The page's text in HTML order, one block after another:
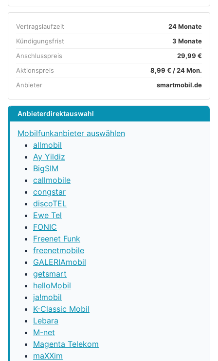
Vertragslaufzeit
24 Monate
Kündigungsfrist
3 Monate
Anschlusspreis
29,99 €
Aktionspreis
8,99 € / 24 Mon.
Anbieter
smartmobil.de
Anbieterdirektauswahl
Mobilfunkanbieter auswählen
allmobil
Ay Yildiz
BigSIM
callmobile
congstar
discoTEL
Ewe Tel
FONIC
Freenet Funk
freenetmobile
GALERIAmobil
getsmart
helloMobil
ja!mobil
K-Classic Mobil
Lebara
M-net
Magenta Telekom
maXXim